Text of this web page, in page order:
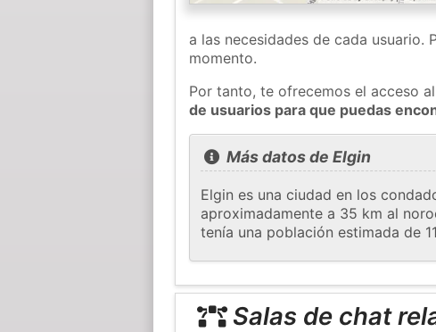
a las necesidades de cada
momento.
Por tanto, te ofrecemos el acceso
de usuarios para que puedas
Más datos de Elgin
Elgin es una ciudad en los
aproximadamente a 35 km al
tenía una población estimada de
Salas de chat